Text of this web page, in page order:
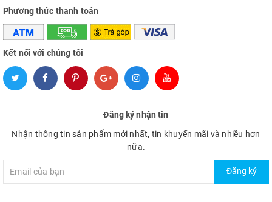
Phương thức thanh toán
Kết nối với chúng tôi
Đăng ký nhận tin
Nhận thông tin sản phẩm mới nhất, tin khuyến mãi và nhiều hơn
nữa.
Đăng ký